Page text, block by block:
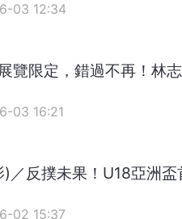
03 12:34
覽限定，錯過不再！林
03 16:21
)／反撲未果！U18亞洲
02 15:37